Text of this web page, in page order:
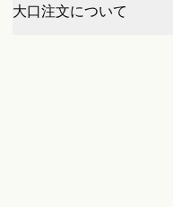
大口注文について